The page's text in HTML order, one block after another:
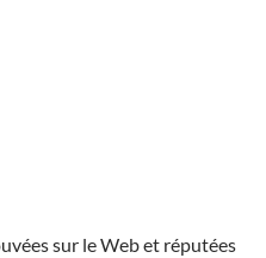
sur le Web et réputées